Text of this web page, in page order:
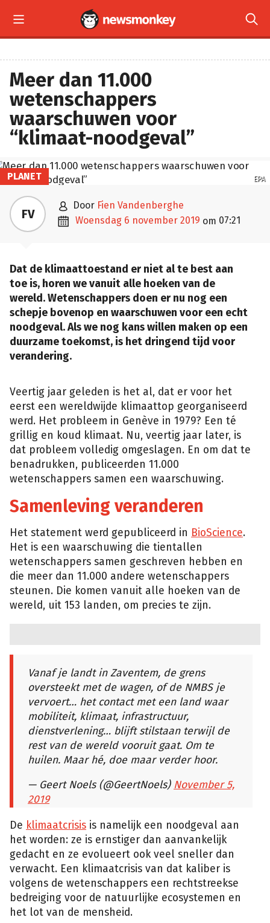
 
Meer dan 11.000
wetenschappers
waarschuwen voor
“klimaat-noodgeval”
EPA
PLANET
FV  door Fien Vandenberghe
 woensdag 6 november 2019 om 07:21
Dat de klimaattoestand er niet al te best aan
toe is, horen we vanuit alle hoeken van de
wereld. Wetenschappers doen er nu nog een
schepje bovenop en waarschuwen voor een echt
noodgeval. Als we nog kans willen maken op een
duurzame toekomst, is het dringend tijd voor
verandering.
Veertig jaar geleden is het al, dat er voor het
eerst een wereldwijde klimaattop georganiseerd
werd. Het probleem in Genève in 1979? Een té
grillig en koud klimaat. Nu, veertig jaar later, is
dat probleem volledig omgeslagen. En om dat te
benadrukken, publiceerden 11.000
wetenschappers samen een waarschuwing.
Samenleving veranderen
Het statement werd gepubliceerd in BioScience.
Het is een waarschuwing die tientallen
wetenschappers samen geschreven hebben en
die meer dan 11.000 andere wetenschappers
steunen. Die komen vanuit alle hoeken van de
wereld, uit 153 landen, om precies te zijn.
Vanaf je landt in Zaventem, de grens
oversteekt met de wagen, of de NMBS je
vervoert… het contact met een land waar
mobiliteit, klimaat, infrastructuur,
dienstverlening… blijft stilstaan terwijl de
rest van de wereld vooruit gaat. Om te
huilen. Maar hé, doe maar verder hoor.
— Geert Noels (@GeertNoels) November 5,
2019
De klimaatcrisis is namelijk een noodgeval aan
het worden: ze is ernstiger dan aanvankelijk
gedacht en ze evolueert ook veel sneller dan
verwacht. Een klimaatcrisis van dat kaliber is
volgens de wetenschappers een rechtstreekse
bedreiging voor de natuurlijke ecosystemen en
het lot van de mensheid.